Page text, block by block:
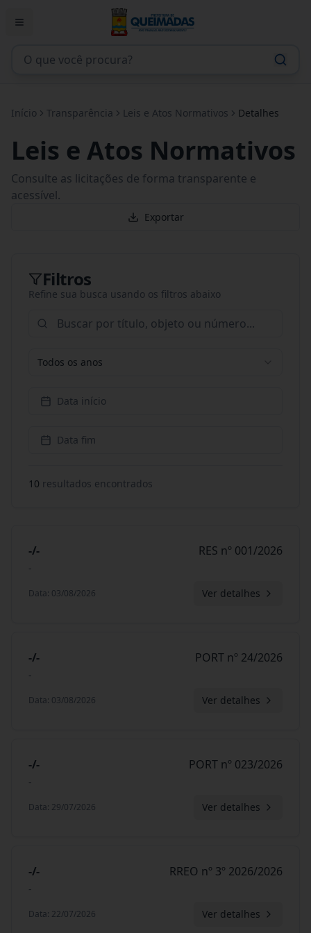
Início Transparência Leis e Atos Normativos Detalhes
Leis e Atos Normativos
Consulte as licitações de forma transparente e
acessível.
Exportar
Filtros
Refine sua busca usando os filtros abaixo
Todos os anos
Data início
Data fim
10 resultados encontrados
-/-
-
RES nº 001/2026
Data: 03/08/2026 Ver detalhes
-/-
-
PORT nº 24/2026
Data: 03/08/2026 Ver detalhes
-/-
-
PORT nº 023/2026
Data: 29/07/2026 Ver detalhes
-/-
-
RREO nº 3º 2026/2026
Data: 22/07/2026 Ver detalhes